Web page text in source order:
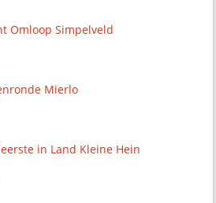
Omloop Simpelveld
Mierlo
in Land Kleine Hein